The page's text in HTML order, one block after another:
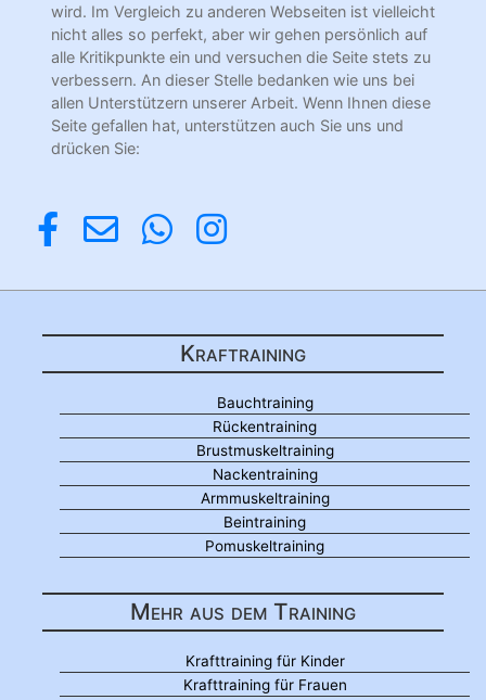
wird. Im Vergleich zu anderen Webseiten ist vielleicht
nicht alles so perfekt, aber wir gehen persönlich auf
alle Kritikpunkte ein und versuchen die Seite stets zu
verbessern. An dieser Stelle bedanken wie uns bei
allen Unterstützern unserer Arbeit. Wenn Ihnen diese
Seite gefallen hat, unterstützen auch Sie uns und
drücken Sie:
Kraftraining
Bauchtraining
Rückentraining
Brustmuskeltraining
Nackentraining
Armmuskeltraining
Beintraining
Pomuskeltraining
Mehr aus dem Training
Krafttraining für Kinder
Krafttraining für Frauen